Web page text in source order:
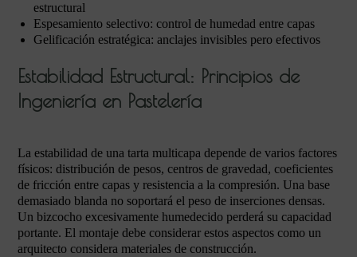
estructural
Espesamiento selectivo: control de humedad entre capas
Gelificación estratégica: anclajes invisibles pero efectivos
Estabilidad Estructural: Principios de
Ingeniería en Pastelería
La estabilidad de una tarta multicapa depende de varios factores
físicos: distribución de pesos, centros de gravedad, coeficientes
de fricción entre capas y resistencia a la compresión. Una base
demasiado blanda no soportará el peso de inserciones densas.
Un bizcocho excesivamente humedecido perderá su capacidad
portante. El montaje debe considerar estos aspectos como un
arquitecto considera materiales de construcción.